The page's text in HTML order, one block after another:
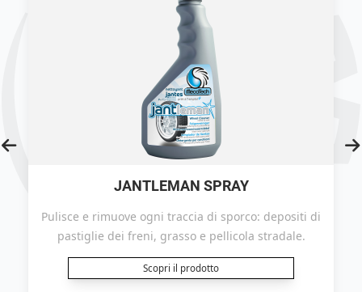
JANTLEMAN SPRAY
Pulisce e rimuove ogni traccia di sporco: depositi di
pastiglie dei freni, grasso e pellicola stradale.
Scopri il prodotto